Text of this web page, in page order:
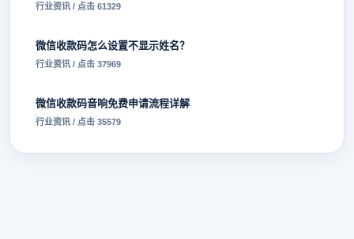
行业资讯 / 点击 61329
微信收款码怎么设置不显示姓名？
行业资讯 / 点击 37969
微信收款码音响免费申请流程详解
行业资讯 / 点击 35579